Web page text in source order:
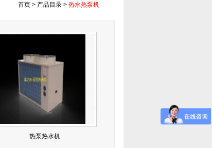
首页 > 产品目录 > 热水热泵机
热泵热水机